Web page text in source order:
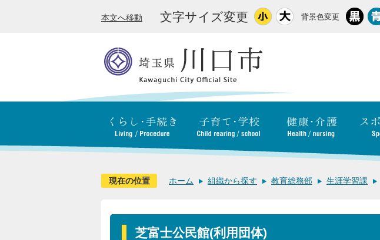
本文へ移動 文字サイズ変更 背景色変更
現在の位置 ホーム 組織から探す 教育総務部 生涯学習課
芝富士公民館(利用団体)